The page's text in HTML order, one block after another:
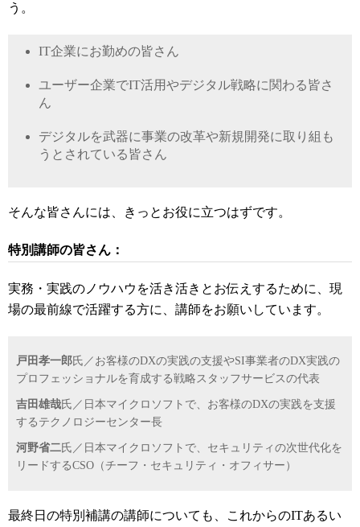
う。
IT企業にお勤めの皆さん
ユーザー企業でIT活用やデジタル戦略に関わる皆さ
ん
デジタルを武器に事業の改革や新規開発に取り組も
うとされている皆さん
そんな皆さんには、きっとお役に立つはずです。
特別講師の皆さん：
実務・実践のノウハウを活き活きとお伝えするために、現
場の最前線で活躍する方に、講師をお願いしています。
戸田孝一郎氏／お客様のDXの実践の支援やSI事業者のDX実践の
プロフェッショナルを育成する戦略スタッフサービスの代表
吉田雄哉氏／日本マイクロソフトで、お客様のDXの実践を支援
するテクノロジーセンター長
河野省二氏／日本マイクロソフトで、セキュリティの次世代化を
リードするCSO （チーフ・セキュリティ・オフィサー）
最終日の特別補講の講師についても、これからのITあるい